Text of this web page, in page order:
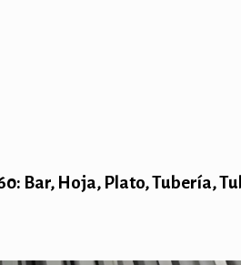
Bar, Hoja, Plato, Tubería,